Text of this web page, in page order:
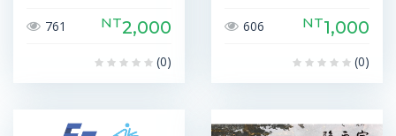
761 NT2,000
(0)
606 NT1,000
(0)